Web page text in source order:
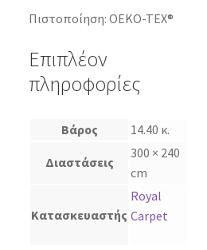
Πιστοποίηση: OEKO-TEX®
Επιπλέον
πληροφορίες
Βάρος 14.40 κ.
Διαστάσεις
300 × 240
cm
Κατασκευαστής
Royal
Carpet